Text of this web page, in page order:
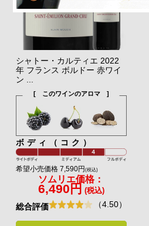
シャトー・カルティエ 2022
年 フランス ボルドー 赤ワイ
ン ...
[ このワインのアロマ ]
ボディ（コク）
希望小売価格 7,590円(税込)
ソムリエ価格：
6,490円 (税込)
総合評価 （4.50）